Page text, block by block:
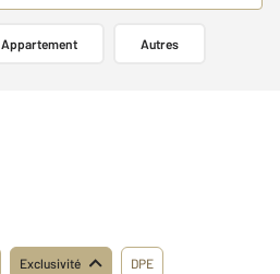
Appartement Autres
Exclusivité DPE